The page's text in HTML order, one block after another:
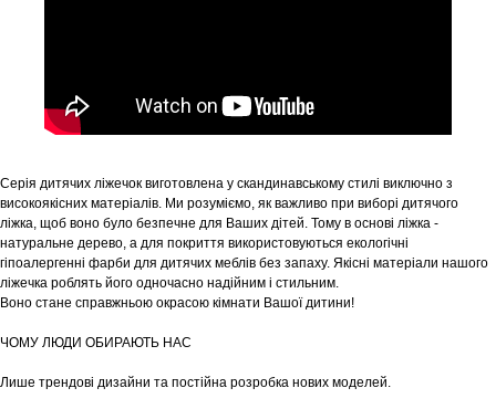
Серія дитячих ліжечок виготовлена у скандинавському стилі виключно з
високоякісних матеріалів. Ми розуміємо, як важливо при виборі дитячого
ліжка, щоб воно було безпечне для Ваших дітей. Тому в основі ліжка -
натуральне дерево, а для покриття використовуються екологічні
гіпоалергенні фарби для дитячих меблів без запаху. Якісні матеріали нашого
ліжечка роблять його одночасно надійним і стильним.
Воно стане справжньою окрасою кімнати Вашої дитини!
ЧОМУ ЛЮДИ ОБИРАЮТЬ НАС
Лише трендові дизайни та постійна розробка нових моделей.